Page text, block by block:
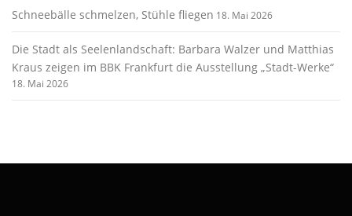
Schneebälle schmelzen, Stühle fliegen 18. Mai 2026
Die Stadt als Seelenlandschaft: Barbara Walzer und Matthias
Kraus zeigen im BBK Frankfurt die Ausstellung „Stadt-Werke“
18. Mai 2026